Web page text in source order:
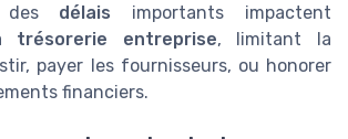
des délais importants impactent
trésorerie entreprise, limitant la
payer les fournisseurs, ou honorer
financiers.